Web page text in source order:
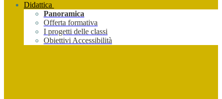
Didattica
Panoramica
Offerta formativa
I progetti delle classi
Obiettivi Accessibilità